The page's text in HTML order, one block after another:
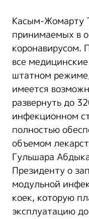
Касым-Жомарту
принимаемых в
коронавирусом.
все
штатном
имеется
развернуть до
инфекционном
полностью
объемом
Гульшара
Президенту о
модульной
коек, которую
эксплуатацию